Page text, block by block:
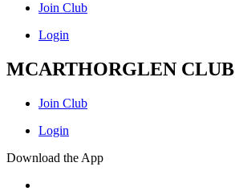
Join Club
Login
MCARTHORGLEN CLUB
Join Club
Login
Download the App